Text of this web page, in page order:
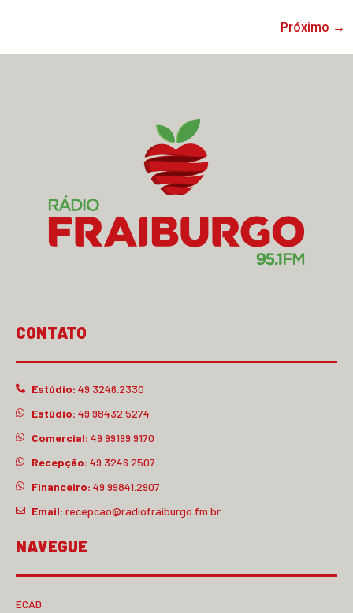
Próximo →
CONTATO
Estúdio: 49 3246.2330
Estúdio: 49 98432.5274
Comercial: 49 99199.9170
Recepção: 49 3246.2507
Financeiro: 49 99841.2907
Email: recepcao@radiofraiburgo.fm.br
NAVEGUE
ECAD